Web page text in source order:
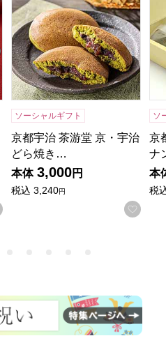
お気に入りに登録する
ソーシャルギフト
京都宇治 茶游堂 京・宇治
どら焼き…
本体 3,000円
税込 3,240円
お気
ソ
京
ナ
本
税